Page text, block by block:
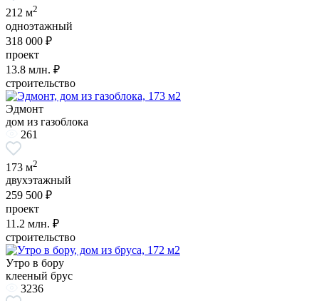
212 м2
одноэтажный
318 000 ₽
проект
13.8 млн. ₽
строительство
Эдмонт
дом из газоблока
261
173 м2
двухэтажный
259 500 ₽
проект
11.2 млн. ₽
строительство
Утро в бору
клееный брус
3236